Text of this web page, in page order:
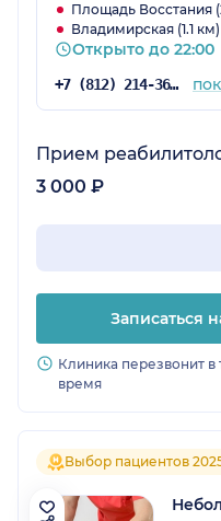
Площадь Восстания
Владимирская (1.1 км)
Открыто до 22:00
+7 (812) 214-36-55
Прием
3 000 ₽
Записаться
Клиника перезвонит в
время
Выбор пациентов